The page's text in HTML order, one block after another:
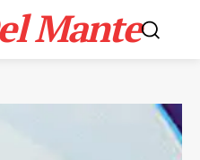
Mante